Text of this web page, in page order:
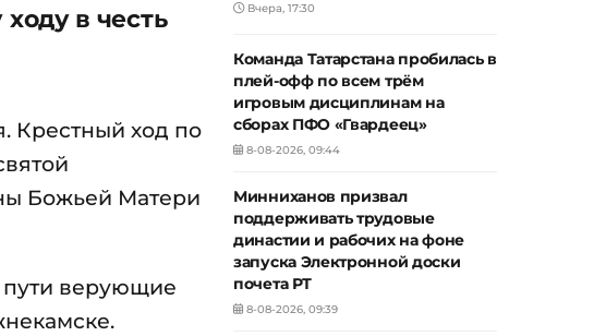
в честь
Крестный ход по
Божьей Матери
пути верующие
Вчера, 17:30
Команда Татарстана пробилась в
плей-офф по всем трём
игровым дисциплинам на
сборах ПФО «Гвардеец»
8-08-2026, 09:44
Минниханов призвал
поддерживать трудовые
династии и рабочих на фоне
запуска Электронной доски
почета РТ
8-08-2026, 09:39